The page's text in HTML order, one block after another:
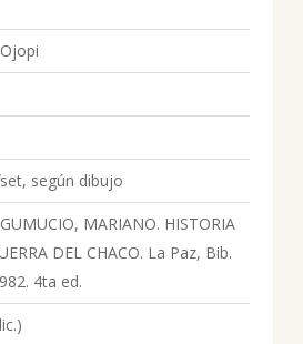
según dibujo
MARIANO. HISTORIA
DEL CHACO. La Paz, Bib.
4ta ed.